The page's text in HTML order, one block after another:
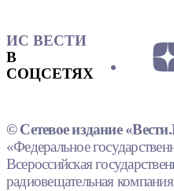
ИС ВЕСТИ
В
СОЦСЕТЯХ
© Сетевое издание
«Федеральное
Всероссийская
радиовещательная